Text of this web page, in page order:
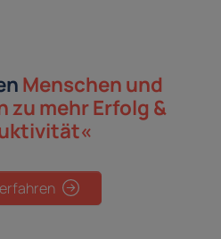
Menschen und
zu mehr Erfolg &